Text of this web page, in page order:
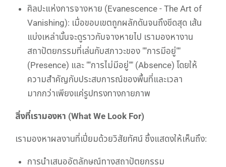
ศิลปะแห่งการจางหาย (Evanescence - The Art of
Vanishing): เมื่อขอบเขตถูกผลักดันจนถึงขีดสุด เส้น
แบ่งเหล่านั้นจะดูราวกับจางหายไป เรามองหางาน
สถาปัตยกรรมที่เล่นกับสภาวะของ ""การมีอยู่""
(Presence) และ ""การไม่มีอยู่"" (Absence) โดยให้
ความสำคัญกับประสบการณ์ของพื้นที่และเวลา
มากกว่าเพียงแค่รูปทรงทางกายภาพ
สิ่งที่เรามองหา (What We Look For)
เรามองหาผลงานที่เปี่ยมด้วยวิสัยทัศน์ ซึ่งแสดงให้เห็นถึง:
การนำเสนออัตลักษณ์ทางสถาปัตยกรรม